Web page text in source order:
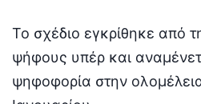
Το σχέδιο εγκρίθηκε από
ψήφους υπέρ και
ψηφοφορία στην